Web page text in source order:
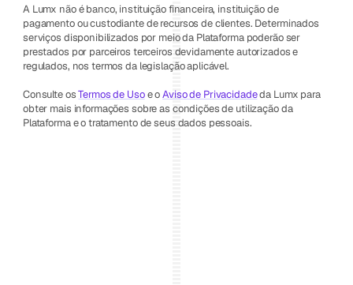
A Lumx não é banco, instituição financeira, instituição de
pagamento ou custodiante de recursos de clientes. Determinados
serviços disponibilizados por meio da Plataforma poderão ser
prestados por parceiros terceiros devidamente autorizados e
regulados, nos termos da legislação aplicável.
Consulte os Termos de Uso e o Aviso de Privacidade da Lumx para
obter mais informações sobre as condições de utilização da
Plataforma e o tratamento de seus dados pessoais.